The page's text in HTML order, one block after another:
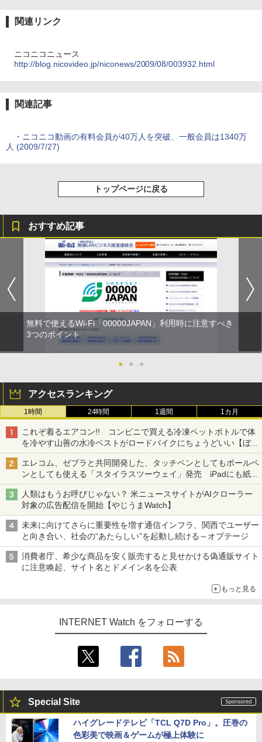
関連リンク
ニコニコニュース
http://blog.nicovideo.jp/niconews/2009/08/003932.html
関連記事
・ ニコニコ動画の有料会員が40万人を突破、一般会員は1340万
人 (2009/7/27)
トップページに戻る
おすすめ記事
無料で使えるWi-Fi「00000JAPAN」利用時に注意すべき
3つのポイント
● ● ●
アクセスランキング
1時間 24時間 1週間 1カ月
これぞ着るエアコン!! コンビニで買える冷凍ペットボトルで体
を冷やす山善の水冷ベストがロードバイクにちょうどいい【ぼっ
ち・ざ・ろーど！その14】【空いた時間でなにしてる？】
エレコム、ゼブラと共同開発した、タッチペンとしてもボールペ
ンとしても使える「スタイラスツーウェイ」発売 iPadにも紙に
も、持ち替えずに書き込める
人類はもうお呼びじゃない？ 米ニュースサイトがAIクローラー
対象の広告配信を開始【やじうまWatch】
未来に向けてさらに重要性を増す通信インフラ、関西でユーザー
と向き合い、社会の“あたらしい”を起動し続ける～オプテージ
消費者庁、希少な商品を安く販売すると見せかける偽通販サイト
に注意喚起、サイト名とドメイン名を公表
もっと見る
INTERNET Watch をフォローする
Special Site
ハイグレードテレビ「TCL Q7D Pro」。圧巻の
色彩美で映画＆ゲームが極上体験に